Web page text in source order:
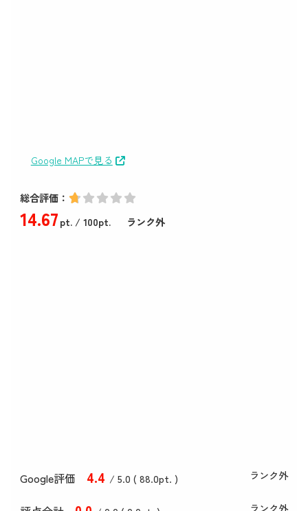
Google MAPで見る
総合評価：
14.67pt./ 100pt. ランク外
Google評価 4.4 / 5.0 ( 88.0pt. ) ランク外
ランク外